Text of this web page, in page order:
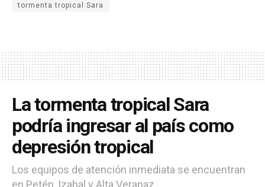
tormenta tropical Sara
La tormenta tropical Sara
podría ingresar al país como
depresión tropical
Los equipos de atención inmediata se encuentran
en Petén, Izabal y Alta Verapaz.